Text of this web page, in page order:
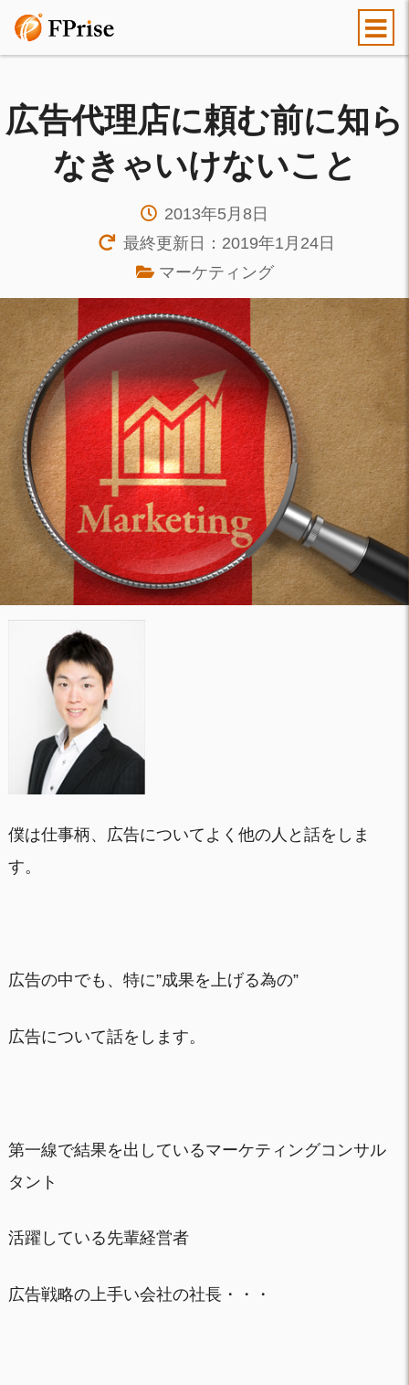
広告代理店に頼む前に知ら
なきゃいけないこと
2013年5月8日
最終更新日：2019年1月24日
マーケティング
僕は仕事柄、広告についてよく他の人と話をしま
す。
広告の中でも、特に”成果を上げる為の”
広告について話をします。
第一線で結果を出しているマーケティングコンサル
タント
活躍している先輩経営者
広告戦略の上手い会社の社長・・・